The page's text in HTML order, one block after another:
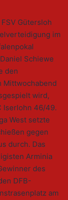
Gütersloh
im
Schiewe
den
Mittwochabend
wird,
Iserlohn 46/49.
West setzte
gegen
durch. Das
Arminia
des
DFB-
am